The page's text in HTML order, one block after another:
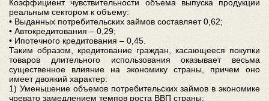
Коэффициент чувствительности объема выпуска продукции
реальным сектором к объему:
• Выданных потребительских займов составляет 0,62;
• Автокредитования – 0,29;
• Ипотечного кредитования – 0,45.
Таким образом, кредитование граждан, касающееся покупки
товаров длительного использования оказывает весьма
существенное влияние на экономику страны, причем оно
имеет двоякий характер:
1) Уменьшение объемов потребительских займов в экономике
чревато замедлением темпов роста ВВП страны;